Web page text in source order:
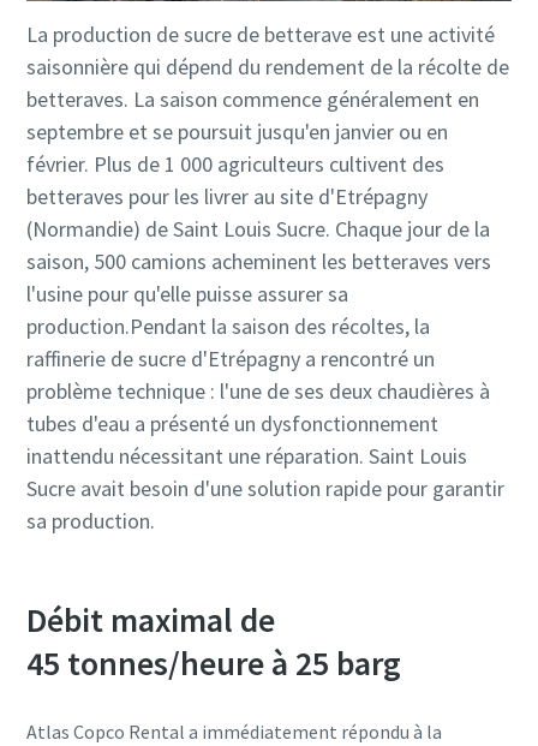
La production de sucre de betterave est une activité
saisonnière qui dépend du rendement de la récolte de
betteraves. La saison commence généralement en
septembre et se poursuit jusqu'en janvier ou en
février. Plus de 1 000 agriculteurs cultivent des
betteraves pour les livrer au site d'Etrépagny
(Normandie) de Saint Louis Sucre. Chaque jour de la
saison, 500 camions acheminent les betteraves vers
l'usine pour qu'elle puisse assurer sa
production.Pendant la saison des récoltes, la
raffinerie de sucre d'Etrépagny a rencontré un
problème technique : l'une de ses deux chaudières à
tubes d'eau a présenté un dysfonctionnement
inattendu nécessitant une réparation. Saint Louis
Sucre avait besoin d'une solution rapide pour garantir
sa production.
Débit maximal de
45 tonnes/heure à 25 barg
Atlas Copco Rental a immédiatement répondu à la